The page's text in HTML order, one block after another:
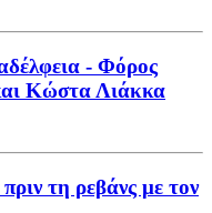
- Φόρος
Κώστα Λιάκκα
τη ρεβάνς με τον